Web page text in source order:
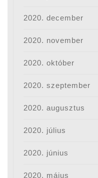
2020. december
2020. november
2020. október
2020. szeptember
2020. augusztus
2020. július
2020. június
2020. május